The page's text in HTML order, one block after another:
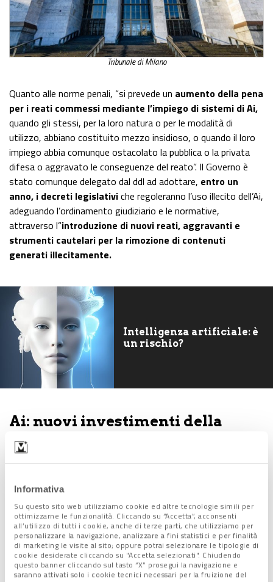
Informativa
Su questo sito web utilizziamo cookie ed altre tecnologie simili per
ottimizzarne le funzionalità. Cliccando su “Accetta”, acconsenti
all’utilizzo di tutti i cookie, anche di terze parti, che utilizziamo per
personalizzare la navigazione, analizzare a fini statistici e per finalità
di marketing le visite al sito; oppure potrai selezionare le tipologie di
cookie desiderate cliccando su "Accetta selezionati". Chiudendo
questo banner cliccando sul tasto “X” prosegui la navigazione e
saranno attivati solo i cookie tecnici necessari per la fruizione del
Tribunale di Milano
Quanto alle norme penali, “si prevede un aumento della pena
per i reati commessi mediante l’impiego di sistemi di Ai,
quando gli stessi, per la loro natura o per le modalità di
utilizzo, abbiano costituito mezzo insidioso, o quando il loro
impiego abbia comunque ostacolato la pubblica o la privata
difesa o aggravato le conseguenze del reato”. Il Governo è
stato comunque delegato dal ddl ad adottare, entro un
anno, i decreti legislativiche regoleranno l’uso illecito dell’Ai,
adeguando l’ordinamento giudiziario e le normative,
attraverso l”introduzione di nuovi reati, aggravanti e
strumenti cautelari per la rimozione di contenuti
generati illecitamente.
Intelligenza artificiale: è
un rischio?
Ai: nuovi investimenti della
Commissione Ue
mossa intanto anche la
proposte nell’ambito del programma di lavoro digitale,
industriale e spaziale 2023-2024 di Orizzonte Europaper
la ricerca e l’innovazione nel campo dell’Ai e delle tecnologie
quantistiche.